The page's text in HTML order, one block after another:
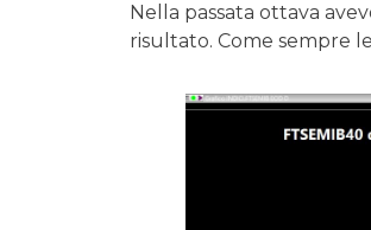
Nella passata ottava
risultato. Come sempre